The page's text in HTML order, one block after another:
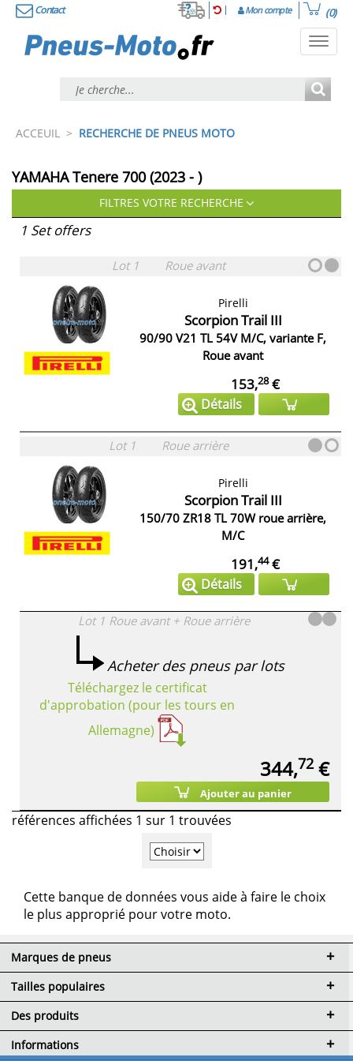
Contact Mon compte (0)
ACCEUIL > RECHERCHE DE PNEUS MOTO
YAMAHA Tenere 700 (2023 - )
FILTRES VOTRE RECHERCHE
1 Set offers
Lot 1 Roue avant
Pirelli
Scorpion Trail III
90/90 V21 TL 54V M/C, variante F,
Roue avant
153,28€
Détails
Lot 1 Roue arrière
Pirelli
Scorpion Trail III
150/70 ZR18 TL 70W roue arrière,
M/C
191,44€
Détails
Lot 1 Roue avant + Roue arrière
Acheter des pneus par lots
Téléchargez le certificat
d'approbation (pour les tours en
Allemagne)
344,72 €
Ajouter au panier
références affichées 1 sur 1 trouvées
Cette banque de données vous aide à faire le choix
le plus approprié pour votre moto.
Marques de pneus
Tailles populaires
Des produits
Informations